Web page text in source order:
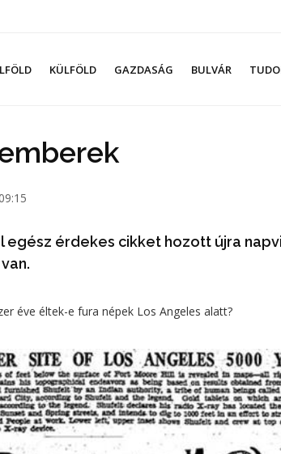
KÜLFÖLD GAZDASÁG BULVÁR
egész érdekes cikket hozott újra
éve éltek-e fura népek Los Angeles alatt?